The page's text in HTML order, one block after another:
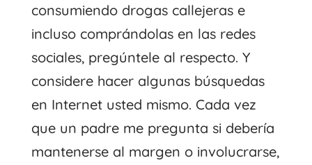
consumiendo drogas callejeras e
incluso comprándolas en las redes
sociales, pregúntele al respecto. Y
considere hacer algunas búsquedas
en Internet usted mismo. Cada vez
que un padre me pregunta si debería
mantenerse al margen o involucrarse,